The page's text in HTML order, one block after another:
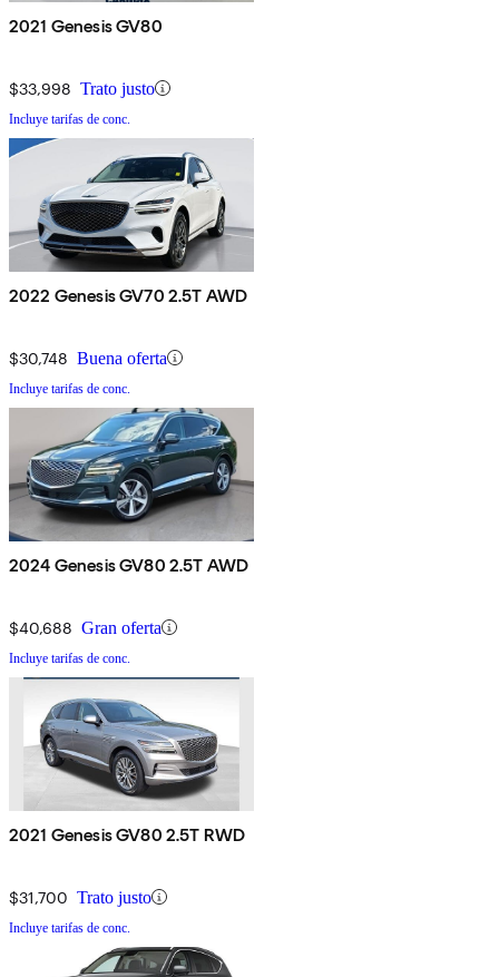
2021 Genesis GV80
$33,998 Trato justo
Incluye tarifas de conc.
2022 Genesis GV70 2.5T AWD
$30,748 Buena oferta
Incluye tarifas de conc.
2024 Genesis GV80 2.5T AWD
$40,688 Gran oferta
Incluye tarifas de conc.
2021 Genesis GV80 2.5T RWD
$31,700 Trato justo
Incluye tarifas de conc.